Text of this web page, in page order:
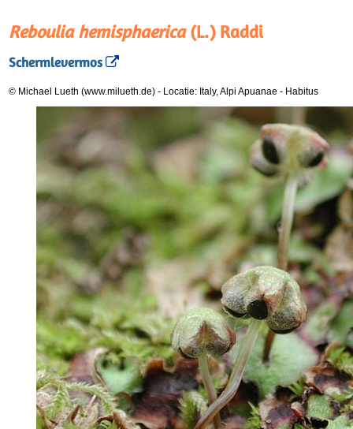
Reboulia hemisphaerica(L.) Raddi
Schermlevermos
© Michael Lueth (www.milueth.de) - Locatie: Italy, Alpi Apuanae - Habitus